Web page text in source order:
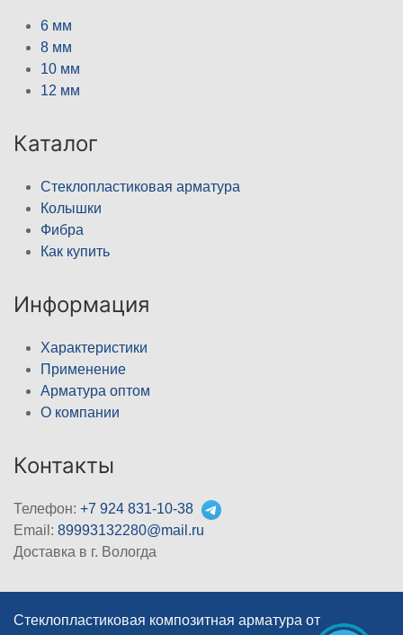
6 мм
8 мм
10 мм
12 мм
Каталог
Стеклопластиковая арматура
Колышки
Фибра
Как купить
Информация
Характеристики
Применение
Арматура оптом
О компании
Контакты
Телефон: +7 924 831-10-38
Email: 89993132280@mail.ru
Доставка в г. Вологда
Стеклопластиковая композитная арматура от